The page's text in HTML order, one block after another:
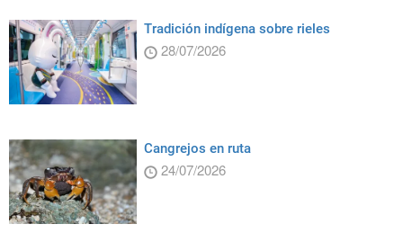
Tradición indígena sobre rieles
28/07/2026
Cangrejos en ruta
24/07/2026